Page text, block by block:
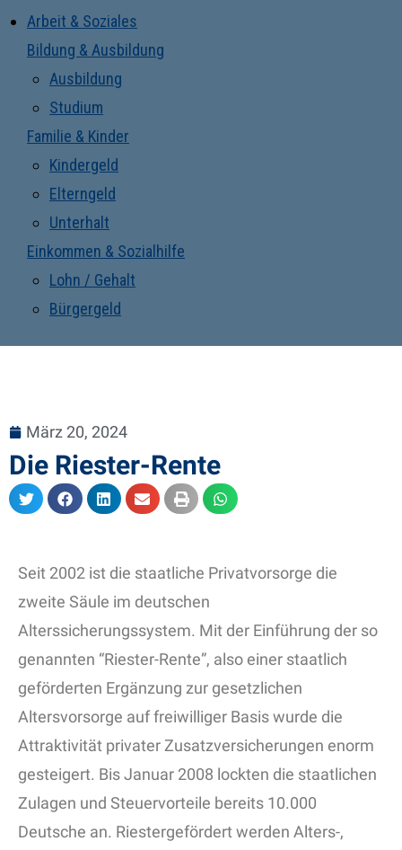
Arbeit & Soziales
Bildung & Ausbildung
Ausbildung
Studium
Familie & Kinder
Kindergeld
Elterngeld
Unterhalt
Einkommen & Sozialhilfe
Lohn / Gehalt
Bürgergeld
März 20, 2024
Die Riester-Rente
Seit 2002 ist die staatliche Privatvorsorge die
zweite Säule im deutschen
Alterssicherungssystem. Mit der Einführung der so
genannten “Riester-Rente”, also einer staatlich
geförderten Ergänzung zur gesetzlichen
Altersvorsorge auf freiwilliger Basis wurde die
Attraktivität privater Zusatzversicherungen enorm
gesteigert. Bis Januar 2008 lockten die staatlichen
Zulagen und Steuervorteile bereits 10.000
Deutsche an. Riestergefördert werden Alters-,